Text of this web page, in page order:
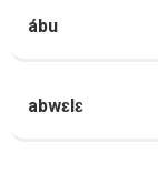
ábu
abwɛlɛ